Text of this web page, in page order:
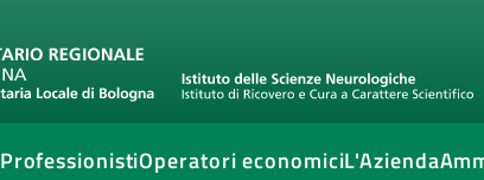
ProfessionistiOperatori economiciL'Azienda